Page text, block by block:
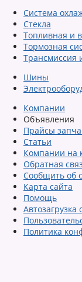
Система
Стекла
Топливная и
Тормозная
Трансмиссия
Шины
Компании
Объявления
Прайсы
Статьи
Компании на
Обратная
Сообщить об
Карта сайта
Помощь
Политика